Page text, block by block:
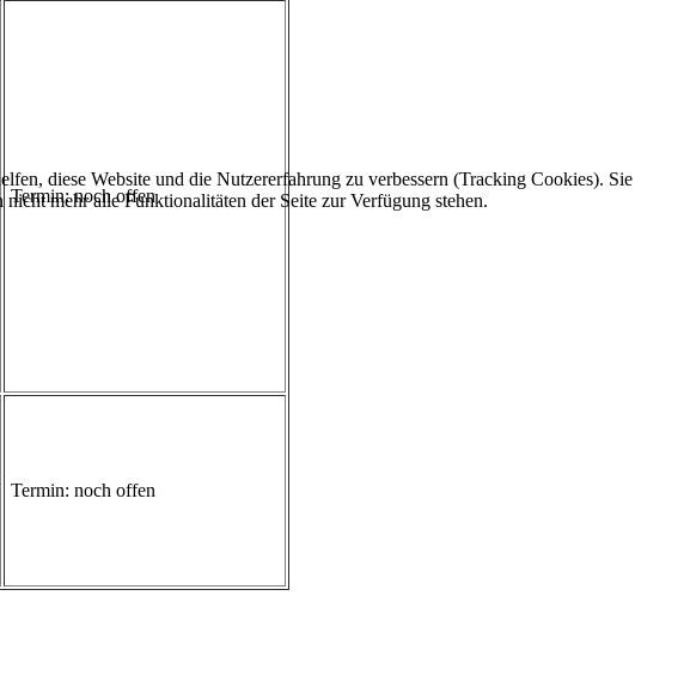
Termin: noch offen
Termin: noch offen
diese Website und die Nutzererfahrung zu verbessern (Tracking Cookies). Sie
mehr alle Funktionalitäten der Seite zur Verfügung stehen.